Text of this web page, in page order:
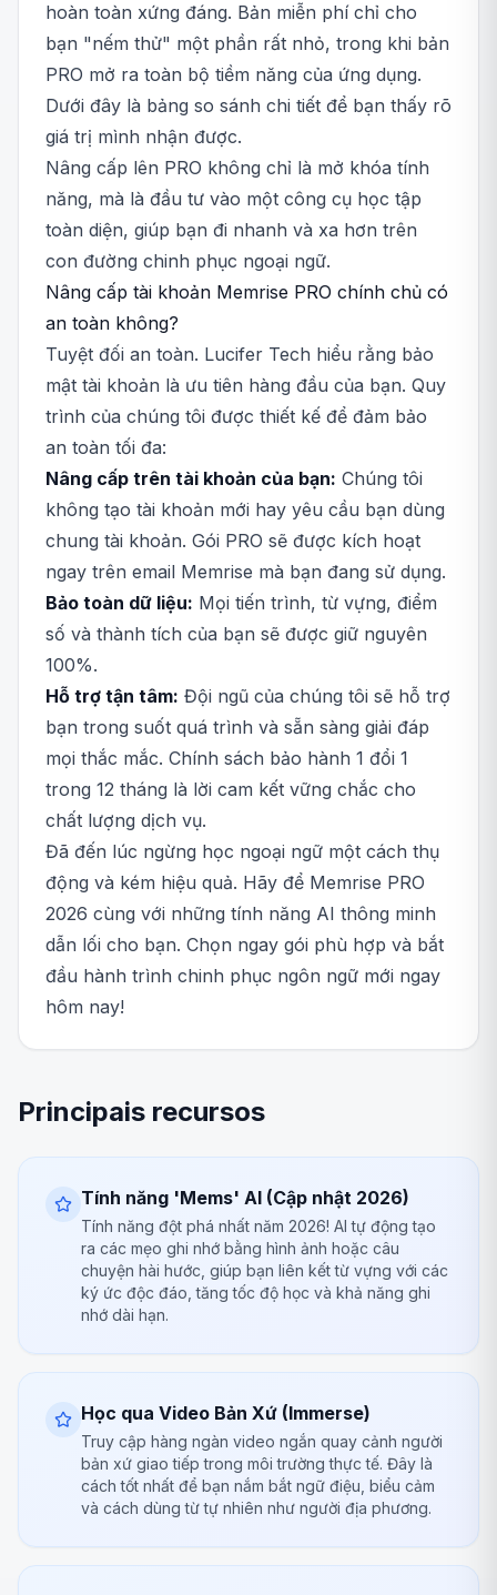
hoàn toàn xứng đáng. Bản miễn phí chỉ cho
bạn "nếm thử" một phần rất nhỏ, trong khi bản
PRO mở ra toàn bộ tiềm năng của ứng dụng.
Dưới đây là bảng so sánh chi tiết để bạn thấy rõ
giá trị mình nhận được.
Nâng cấp lên PRO không chỉ là mở khóa tính
năng, mà là đầu tư vào một công cụ học tập
toàn diện, giúp bạn đi nhanh và xa hơn trên
con đường chinh phục ngoại ngữ.
Nâng cấp tài khoản Memrise PRO chính chủ có
an toàn không?
Tuyệt đối an toàn. Lucifer Tech hiểu rằng bảo
mật tài khoản là ưu tiên hàng đầu của bạn. Quy
trình của chúng tôi được thiết kế để đảm bảo
an toàn tối đa:
Nâng cấp trên tài khoản của bạn: Chúng tôi
không tạo tài khoản mới hay yêu cầu bạn dùng
chung tài khoản. Gói PRO sẽ được kích hoạt
ngay trên email Memrise mà bạn đang sử dụng.
Bảo toàn dữ liệu: Mọi tiến trình, từ vựng, điểm
số và thành tích của bạn sẽ được giữ nguyên
100%.
Hỗ trợ tận tâm: Đội ngũ của chúng tôi sẽ hỗ trợ
bạn trong suốt quá trình và sẵn sàng giải đáp
mọi thắc mắc. Chính sách bảo hành 1 đổi 1
trong 12 tháng là lời cam kết vững chắc cho
chất lượng dịch vụ.
Đã đến lúc ngừng học ngoại ngữ một cách thụ
động và kém hiệu quả. Hãy để Memrise PRO
2026 cùng với những tính năng AI thông minh
dẫn lối cho bạn. Chọn ngay gói phù hợp và bắt
đầu hành trình chinh phục ngôn ngữ mới ngay
hôm nay!
Principais recursos
Tính năng 'Mems' AI (Cập nhật 2026)
Tính năng đột phá nhất năm 2026! AI tự động tạo
ra các mẹo ghi nhớ bằng hình ảnh hoặc câu
chuyện hài hước, giúp bạn liên kết từ vựng với các
ký ức độc đáo, tăng tốc độ học và khả năng ghi
nhớ dài hạn.
Học qua Video Bản Xứ (Immerse)
Truy cập hàng ngàn video ngắn quay cảnh người
bản xứ giao tiếp trong môi trường thực tế. Đây là
cách tốt nhất để bạn nắm bắt ngữ điệu, biểu cảm
và cách dùng từ tự nhiên như người địa phương.